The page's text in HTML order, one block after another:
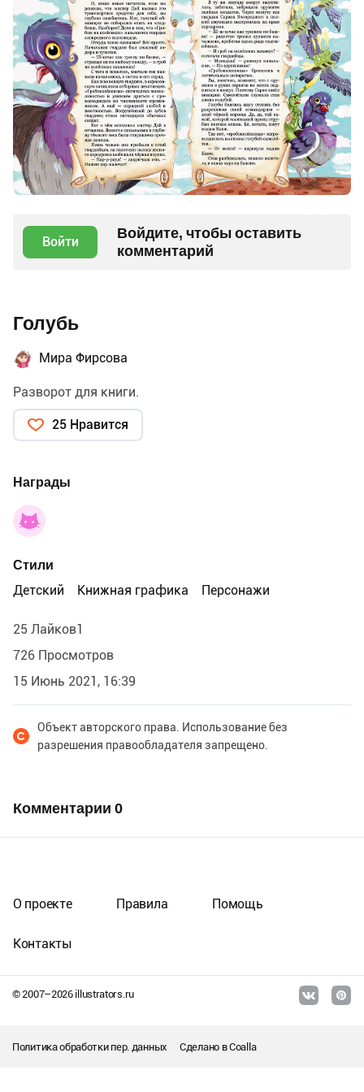
Войти
Войдите, чтобы оставить
комментарий
Голубь
Мира Фирсова
Разворот для книги.
25 Нравится
Награды
Стили
Детский
Книжная графика Персонажи
25 Лайков1
726 Просмотров
15 Июнь 2021, 16:39
Объект авторского права. Использование без
разрешения правообладателя запрещено.
Комментарии 0
© 2007–2026illustrators.ru
О проекте Правила Помощь
Контакты
Политика обработки пер. данных Сделано вCoalla